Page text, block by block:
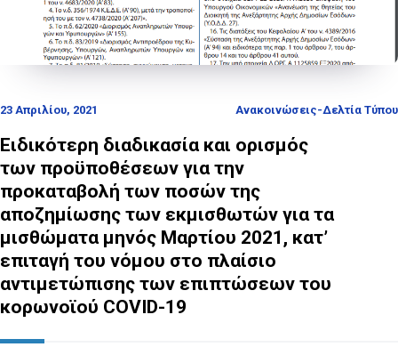
23 Απριλίου, 2021 Ανακοινώσεις-Δελτία Τύπου
Ειδικότερη διαδικασία και ορισμός
των προϋποθέσεων για την
προκαταβολή των ποσών της
αποζημίωσης των εκμισθωτών για τα
μισθώματα μηνός Μαρτίου 2021, κατ’
επιταγή του νόμου στο πλαίσιο
αντιμετώπισης των επιπτώσεων του
κορωνοϊού COVID-19